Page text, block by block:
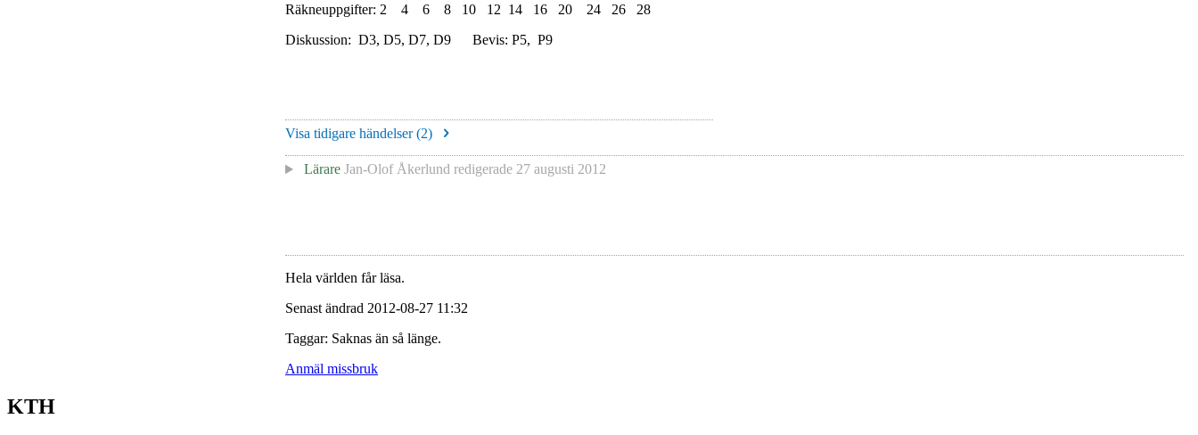
Räkneuppgifter: 2 4 6 8 10 12 14 16 20 24 26 28
Diskussion: D3, D5, D7, D9 Bevis: P5, P9
Visa tidigare händelser (2)
Lärare Jan-Olof Åkerlund redigerade 27 augusti 2012
Hela världen får läsa.
Senast ändrad 2012-08-27 11:32
Taggar: Saknas än så länge.
Anmäl missbruk
KTH